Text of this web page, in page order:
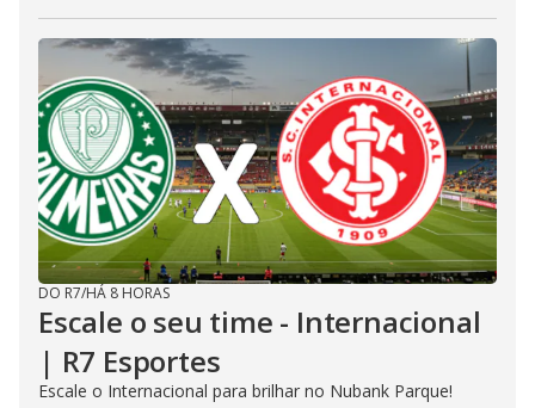
DO R7/HÁ 8 HORAS
Escale o seu time - Internacional
| R7 Esportes
Escale o Internacional para brilhar no Nubank Parque!